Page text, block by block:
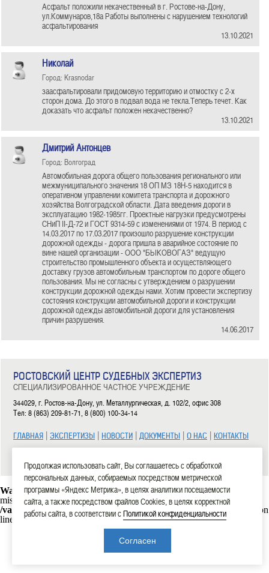
Асфальт положили некачественный в г. Ростове-на-Дону,
ул.Коммунаров,18а Работы выполнены с нарушением технологий
асфальтирования
13.10.2021
Николай
Город: Krasnodar
заасфальтировали придомовую территорию и отмостку с 2-х
сторон дома. До этого в подвал вода не текла.Теперь течет. Как
доказать что асфальт положен некачественно?
13.10.2021
Дмитрий Антонцев
Город: Волгоград
Автомобильная дорога общего пользования регионального или
межмуниципального значения 18 ОП МЗ 18Н-5 находится в
оперативном управлении комитета транспорта и дорожного
хозяйства Волгоградской области. Дата введения дороги в
эксплуатацию 1982-1985гг. Проектные нагрузки предусмотрены
СНиП II-Д-72 и ГОСТ 9314-59 с изменениями от 1974. В период с
14.03.2017 по 17.03.2017 произошло разрушение конструкции
дорожной одежды - дорога пришла в аварийное состояние по
вине нашей организации - ООО "БЫКОВОГАЗ" ведущую
строительство промышленного объекта и осуществляющего
доставку грузов автомобильным транспортом по дороге общего
пользования. Мы не согласны с утверждением о разрушении
конструкции дорожной одежды нами. Хотим провести экспертизу
состояния конструкции автомобильной дороги и конструкции
дорожной одежды автомобильной дороги для установления
причин разрушения.
14.06.2017
РОСТОВСКИЙ ЦЕНТР СУДЕБНЫХ ЭКСПЕРТИЗ
СПЕЦИАЛИЗИРОВАННОЕ ЧАСТНОЕ УЧРЕЖДЕНИЕ
344029, г. Ростов-на-Дону, ул. Металлургическая, д. 102/2, офис 308
Тел: 8 (863) 209-81-71, 8 (800) 100-34-14
ГЛАВНАЯ | ЭКСПЕРТИЗЫ | НОВОСТИ | ДОКУМЕНТЫ | О НАС | КОНТАКТЫ
Warning: mysql_connect(): Headers and client library minor version
mismatch. Headers:101113 Library:30317 in
/var/www/rostexpert.ru/data/www/rostexpert.ru/blocks/db.php
on
line
10
Продолжая использовать сайт, Вы соглашаетесь с обработкой
персональных данных, собираемых посредством метрической
программы «Яндекс Метрика», в целях аналитики посещаемости
сайта, а также посредством файлов Cookies, в целях корректной
работы сайта, в соответствии сПолитикой конфиденциальности
Согласен